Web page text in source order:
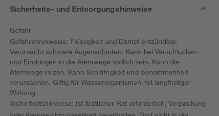
Sicherheits- und Entsorgungshinweise
Gefahr
Gefahrenhinweise: Flüssigkeit und Dampf entzündbar.
Verursacht schwere Augenschäden. Kann bei Verschlucken
und Eindringen in die Atemwege tödlich sein. Kann die
Atemwege reizen. Kann Schläfrigkeit und Benommenheit
verursachen. Giftig für Wasserorganismen mit langfristiger
Wirkung.
Sicherheitshinweise: Ist ärztlicher Rat erforderlich, Verpackung